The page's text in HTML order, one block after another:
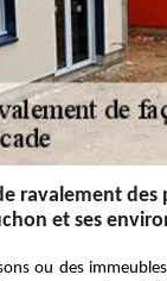
ravalement des
et ses
ou des